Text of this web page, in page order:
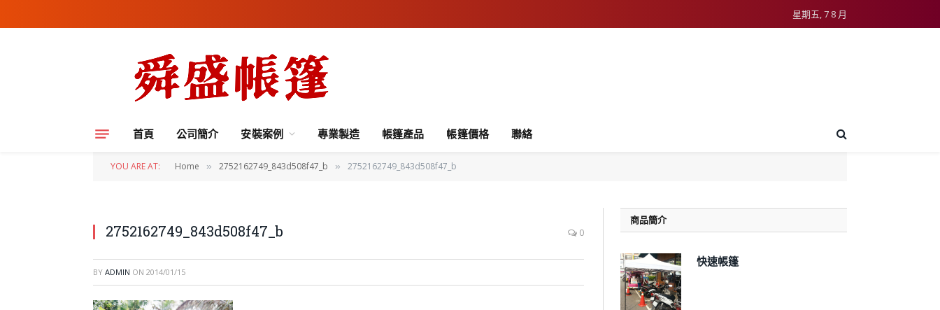
星期五, 7 8 月
首頁 公司簡介 安裝案例 專業製造 帳篷產品 帳篷價格 聯絡
YOU ARE AT: Home » 2752162749_843d508f47_b » 2752162749_843d508f47_b
2752162749_843d508f47_b 0
BY ADMIN ON 2014/01/15
商品簡介
快速帳篷